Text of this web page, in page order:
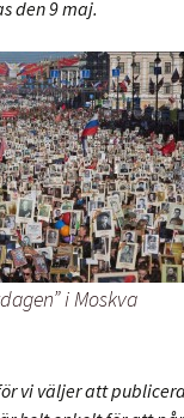
den 9 maj.
i Moskva
vi väljer att